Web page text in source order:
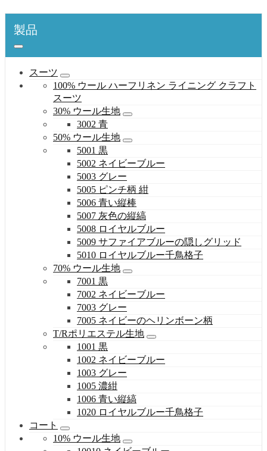
製品
スーツ
100% ウール ハーフリネン ライニング クラフト
スーツ
30% ウール生地
3002 青
50% ウール生地
5001 黒
5002 ネイビーブルー
5003 グレー
5005 ピンチ柄 紺
5006 青い縦棒
5007 灰色の縦縞
5008 ロイヤルブルー
5009 サファイアブルーの隠しグリッド
5010 ロイヤルブルー千鳥格子
70% ウール生地
7001 黒
7002 ネイビーブルー
7003 グレー
7005 ネイビーのヘリンボーン柄
T/Rポリエステル生地
1001 黒
1002 ネイビーブルー
1003 グレー
1005 濃紺
1006 青い縦縞
1020 ロイヤルブルー千鳥格子
コート
10% ウール生地